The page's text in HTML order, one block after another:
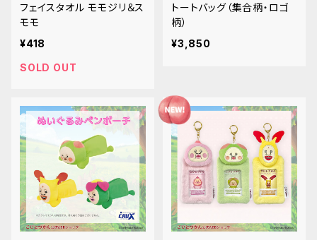
フェイスタオル モモジリ＆ス
モモ
¥418
SOLD OUT
トートバッグ（集合柄・ロゴ
柄）
¥3,850